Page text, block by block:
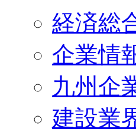
経済総
企業情
九州企
建設業